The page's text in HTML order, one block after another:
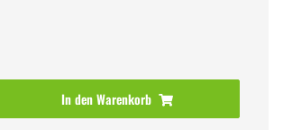
In den Warenkorb